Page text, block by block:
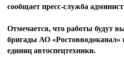
сообщает пресс-служба
Отмечается, что работы будут
бригады АО «Ростовводоканал»
единиц автоспецтехники.